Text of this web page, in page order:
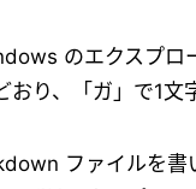
のエクスプロ
おり、「ガ」で1文
ファイルを書